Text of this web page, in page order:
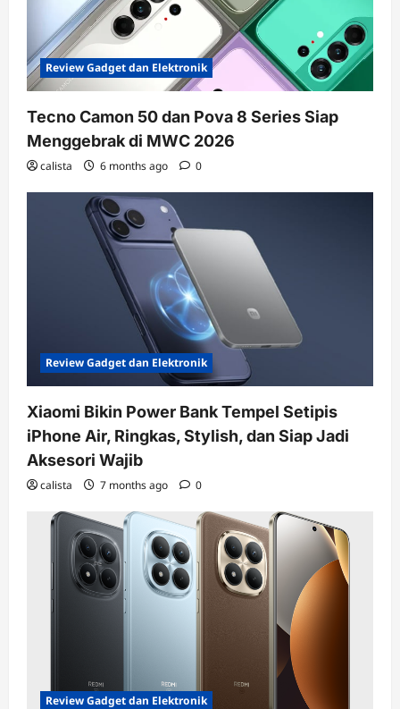
Review Gadget dan Elektronik
Tecno Camon 50 dan Pova 8 Series Siap
Menggebrak di MWC 2026
calista 6 months ago 0
Review Gadget dan Elektronik
Xiaomi Bikin Power Bank Tempel Setipis
iPhone Air, Ringkas, Stylish, dan Siap Jadi
Aksesori Wajib
calista 7 months ago 0
Review Gadget dan Elektronik